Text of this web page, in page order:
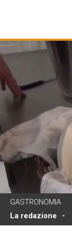
GASTRONOMIA
La redazione